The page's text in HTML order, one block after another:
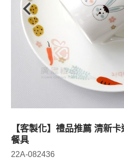
【客製化】禮品推薦 清新
餐具
22A-082436